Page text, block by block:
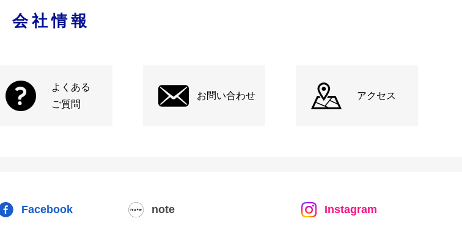
会社情報
よくある
ご質問
お問い合わせ アクセス
Facebook note Instagram